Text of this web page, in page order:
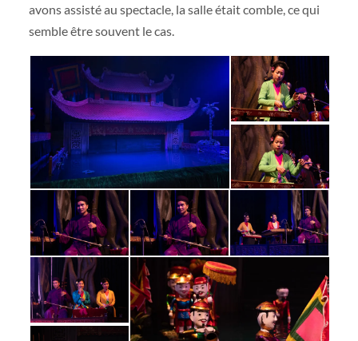
avons assisté au spectacle, la salle était comble, ce qui
semble être souvent le cas.